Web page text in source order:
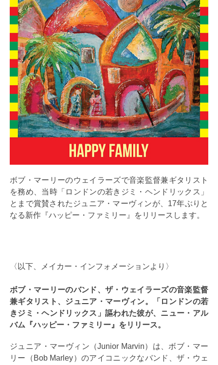
ボブ・マーリーのウェイラーズで音楽監督兼ギタリスト
を務め、当時「ロンドンの若きジミ・ヘンドリックス」
とまで賞賛されたジュニア・マーヴィンが、17年ぶりと
なる新作『ハッピー・ファミリー』をリリースします。
〈以下、メイカー・インフォメーションより〉
ボブ・マーリーのバンド、ザ・ウェイラーズの音楽監督
兼ギタリスト、ジュニア・マーヴィン。「ロンドンの若
きジミ・ヘンドリックス」謳われた彼が、ニュー・アル
バム『ハッピー・ファミリー』をリリース。
ジュニア・マーヴィン（Junior Marvin）は、ボブ・マー
リー（Bob Marley）のアイコニックなバンド、ザ・ウェ